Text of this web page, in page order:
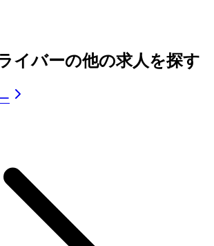
イバーの他の求人を探す